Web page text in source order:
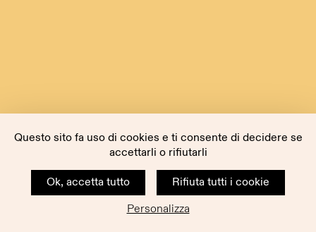
Questo sito fa uso di cookies e ti consente di decidere se
accettarli o rifiutarli
Ok, accetta tutto
Rifiuta tutti i cookie
Personalizza